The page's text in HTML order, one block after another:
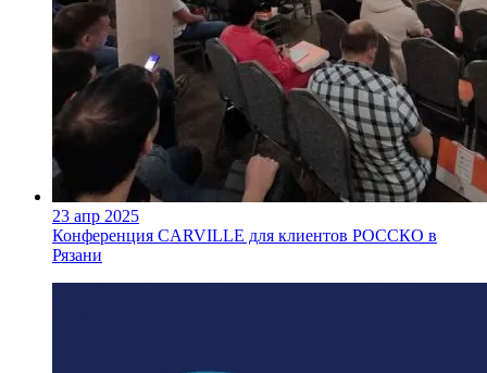
23 апр 2025
Конференция CARVILLE для клиентов РОССКО в
Рязани